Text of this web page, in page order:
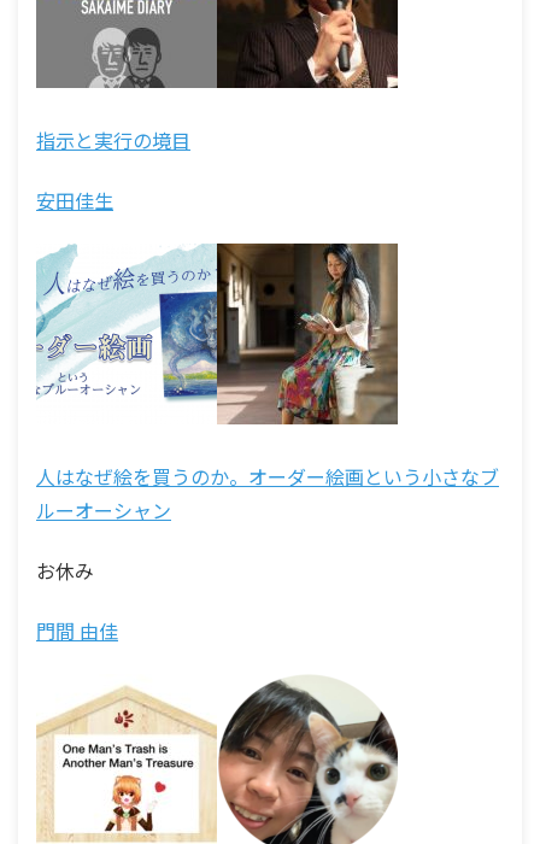
指示と実行の境目
安田佳生
人はなぜ絵を買うのか。オーダー絵画という小さなブ
ルーオーシャン
お休み
門間 由佳